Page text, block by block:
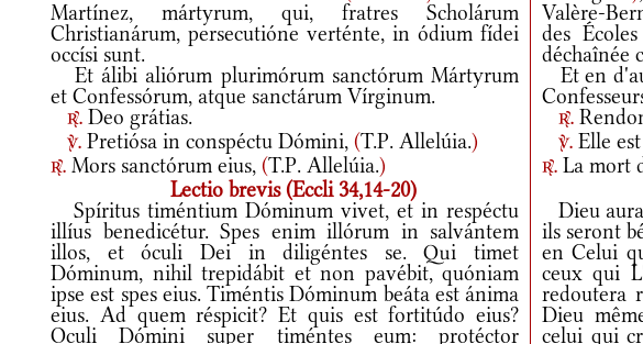
Martínez, mártyrum, qui, fratres Scholárum
Christianárum, persecutióne verténte, in ódium fídei
occísi sunt.
Valère-
des
déchaînée
Et álibi aliórum plurimórum sanctórum Mártyrum
et Confessórum, atque sanctárum Vírginum.
Et en
r. Deo grátias. r.
v. Pretiósa in conspéctu Dómini, (T.P. Allelúia.)
r. Mors sanctórum eius, (T.P. Allelúia.)
v. Elle
r. La mort
Lectio brevis (Eccli 34,14-20)
Spíritus timéntium Dóminum vivet, et in respéctu
illíus benedicétur. Spes enim illórum in salvántem
illos, et óculi Dei in diligéntes se. Qui timet
Dóminum, nihil trepidábit et non pavébit, quóniam
ipse est spes eius. Timéntis Dóminum beáta est ánima
eius. Ad quem réspicit? Et quis est fortitúdo eius?
Oculi Dómini super timéntes eum: protéctor
Dieu
ils seront
en Celui
ceux qui
redoutera
Dieu
celui qui